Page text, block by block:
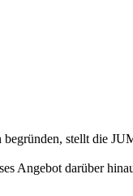
begründen, stellt die
Angebot darüber